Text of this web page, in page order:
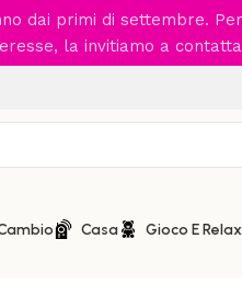
dai primi di settembre.
la invitiamo a
Casa Gioco E Relax
Home/Passeggio